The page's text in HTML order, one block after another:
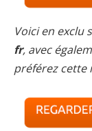
Voici en exclu
fr, avec
préférez cette